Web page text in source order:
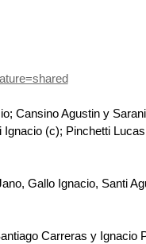
Cansino Agustin y
(c); Pinchetti
Gallo Ignacio, Santi
Carreras y Ignacio